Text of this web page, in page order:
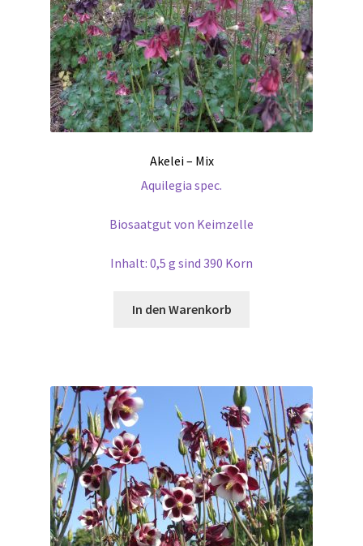
Akelei – Mix
Aquilegia spec.
Biosaatgut von Keimzelle
Inhalt: 0,5 g sind 390 Korn
In den Warenkorb